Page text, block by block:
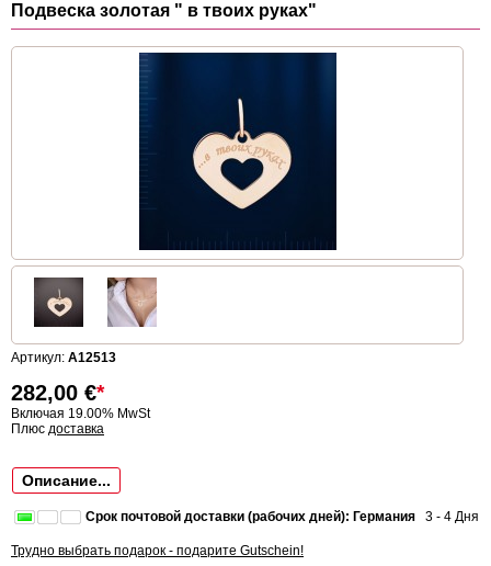
Подвеска золотая " в твоих руках"
Артикул: A12513
282,00 €*
Включая 19.00% MwSt
Плюс доставка
Описание...
Срок почтовой доставки (рабочих дней): Германия 3 - 4 Дня
Трудно выбрать подарок - подарите Gutschein!